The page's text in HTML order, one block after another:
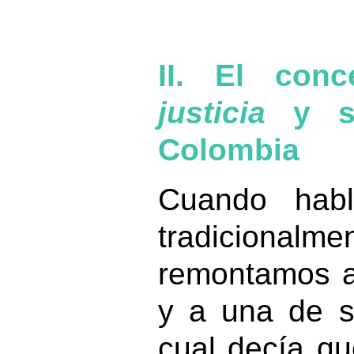
II. El
justicia y
Colombia
Cuando
remontamos
y a una de